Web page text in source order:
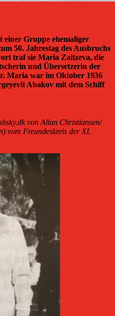
einer Gruppe ehemaliger
50. Jahrestag des Ausbruchs
traf sie Maria Zaitzeva, die
und Übersetzerin der
Maria war im Oktober 1936
Abakov mit dem Schiff
von Allan Christiansen/
vom Freundeskreis der XI.